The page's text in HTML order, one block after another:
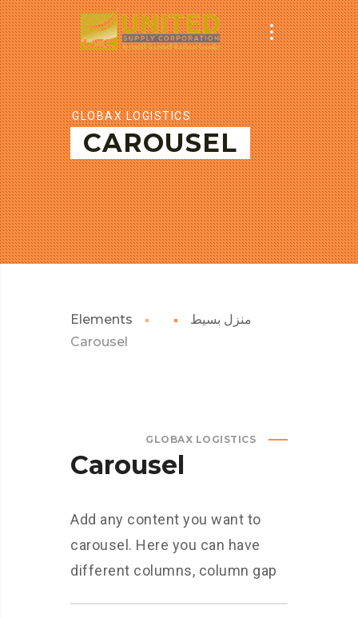
GLOBAX LOGISTICS
CAROUSEL
منزل بسيط
Elements
Carousel
GLOBAX LOGISTICS
Carousel
Add any content you want to
carousel. Here you can have
different columns, column gap